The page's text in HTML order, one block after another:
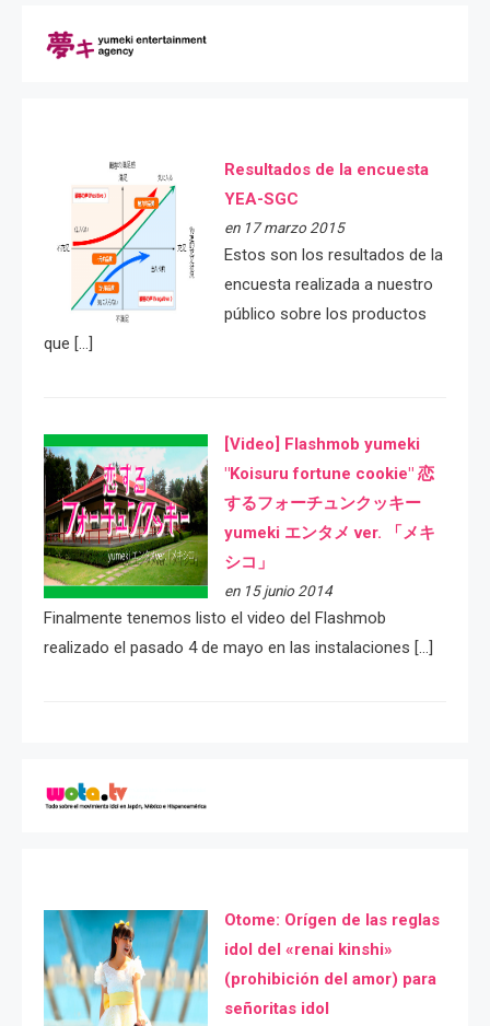
Resultados de la encuesta
YEA-SGC
en 17 marzo 2015
Estos son los resultados de la
encuesta realizada a nuestro
público sobre los productos
que […]
[Video] Flashmob yumeki
"Koisuru fortune cookie" 恋
するフォーチュンクッキー
yumeki エンタメ ver. 「メキ
シコ」
en 15 junio 2014
Finalmente tenemos listo el video del Flashmob
realizado el pasado 4 de mayo en las instalaciones […]
Otome: Orígen de las reglas
idol del «renai kinshi»
(prohibición del amor) para
señoritas idol